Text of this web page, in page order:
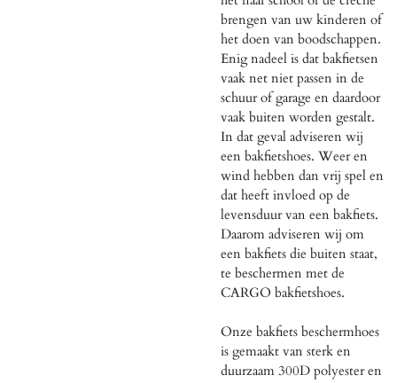
brengen van uw kinderen of
het doen van boodschappen.
Enig nadeel is dat bakfietsen
vaak net niet passen in de
schuur of garage en daardoor
vaak buiten worden gestalt.
In dat geval adviseren wij
een bakfietshoes. Weer en
wind hebben dan vrij spel en
dat heeft invloed op de
levensduur van een bakfiets.
Daarom adviseren wij om
een bakfiets die buiten staat,
te beschermen met de
CARGO bakfietshoes.
Onze bakfiets beschermhoes
is gemaakt van sterk en
duurzaam 300D polyester en